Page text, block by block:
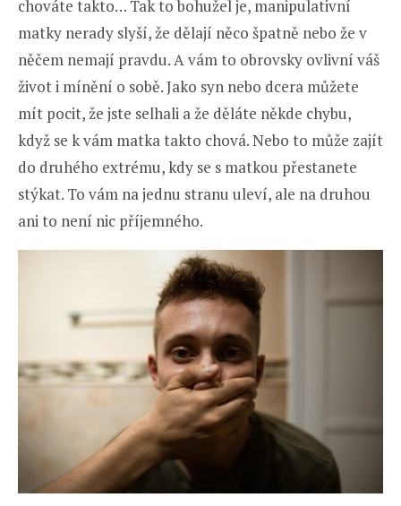
chováte takto… Tak to bohužel je, manipulativní
matky nerady slyší, že dělají něco špatně nebo že v
něčem nemají pravdu. A vám to obrovsky ovlivní váš
život i mínění o sobě. Jako syn nebo dcera můžete
mít pocit, že jste selhali a že děláte někde chybu,
když se k vám matka takto chová. Nebo to může zajít
do druhého extrému, kdy se s matkou přestanete
stýkat. To vám na jednu stranu uleví, ale na druhou
ani to není nic příjemného.